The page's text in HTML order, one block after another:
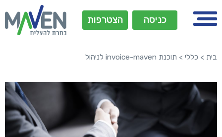
כניסה הצטרפות
בית > כללי> תוכנת invoice-maven לניהול